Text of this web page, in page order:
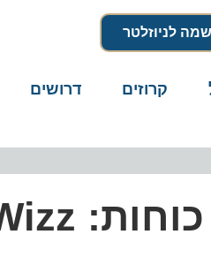
לניוזלטר
קרוזים דרושים
שני סיפורי הצלחה הונגריים מאחדים כוחות: Wizz